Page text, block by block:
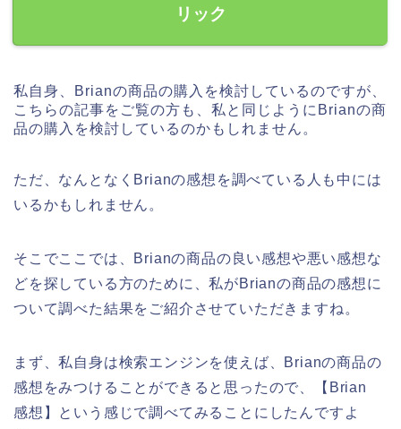
リック
私自身、Brianの商品の購入を検討しているのですが、
こちらの記事をご覧の方も、私と同じようにBrianの商
品の購入を検討しているのかもしれません。
ただ、なんとなくBrianの感想を調べている人も中には
いるかもしれません。
そこでここでは、Brianの商品の良い感想や悪い感想な
どを探している方のために、私がBrianの商品の感想に
ついて調べた結果をご紹介させていただきますね。
まず、私自身は検索エンジンを使えば、Brianの商品の
感想をみつけることができると思ったので、【Brian
感想】という感じで調べてみることにしたんですよ